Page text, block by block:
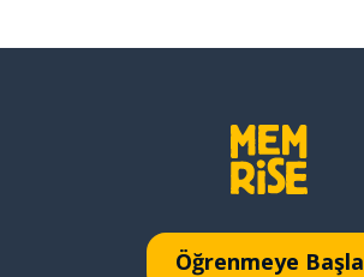
Öğrenmeye Başla